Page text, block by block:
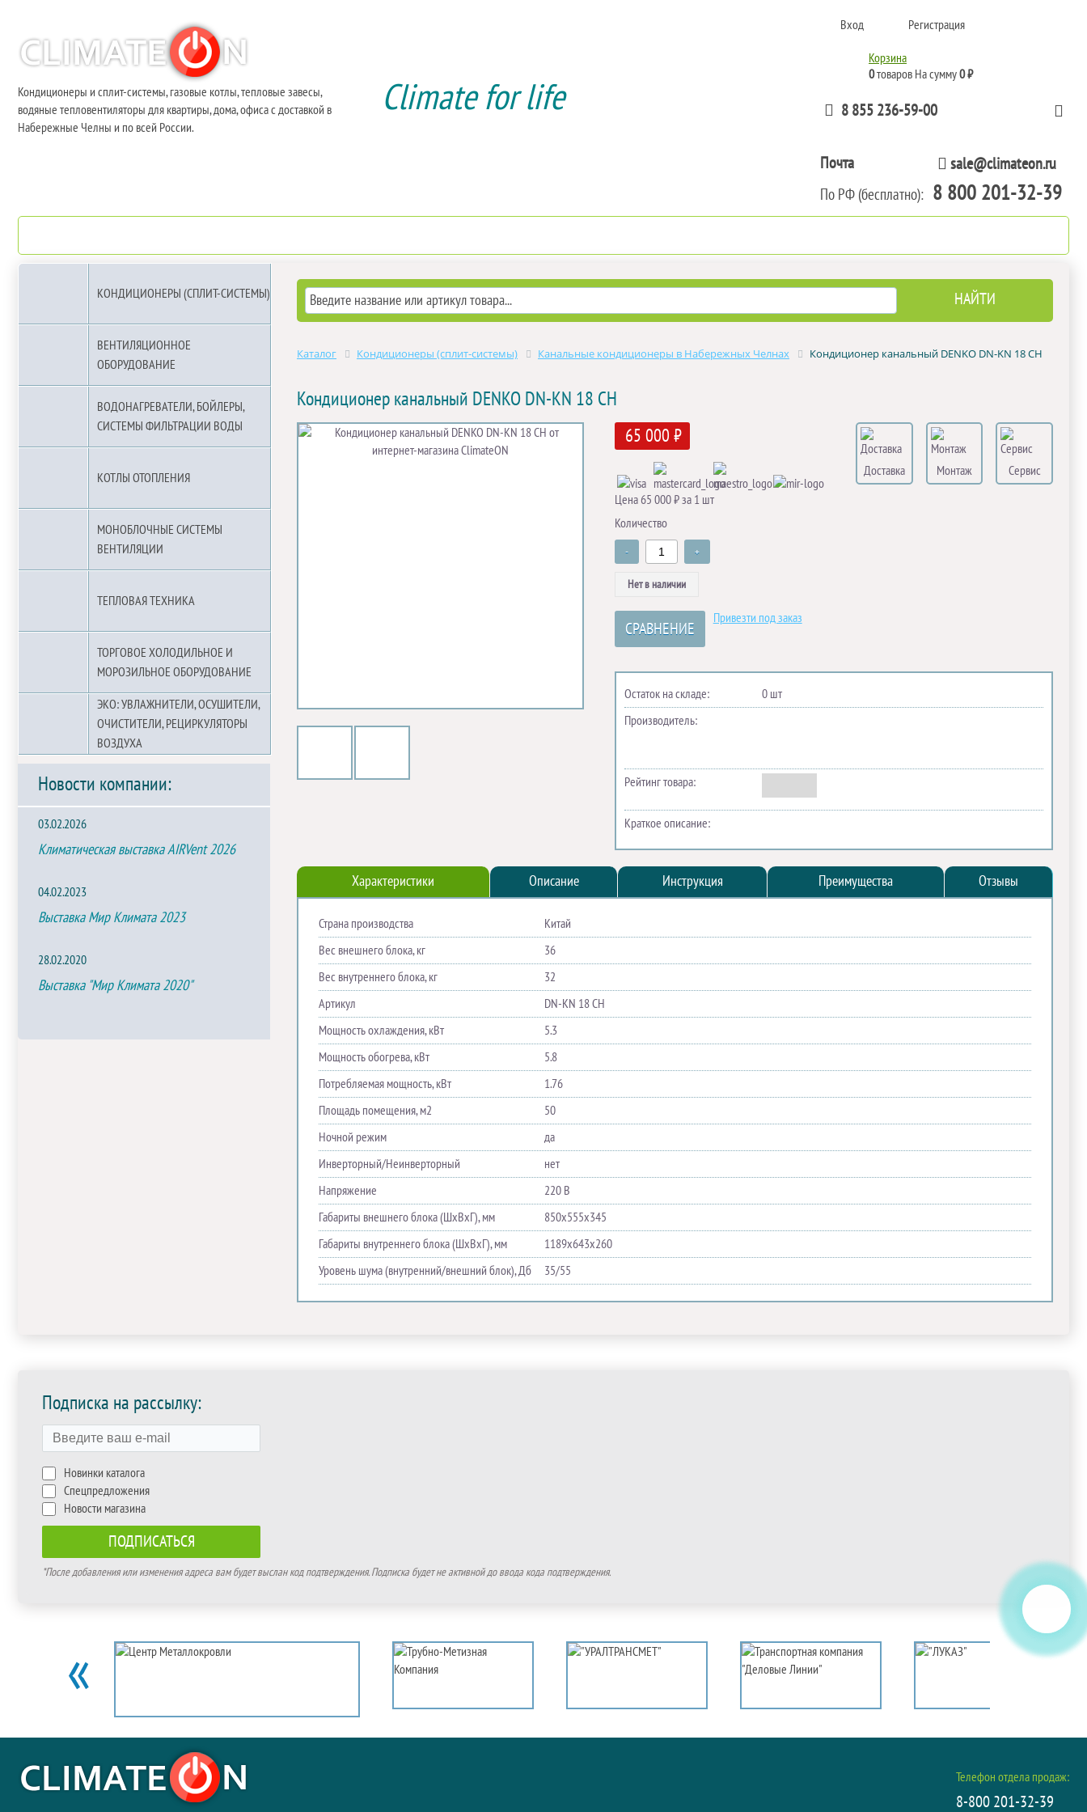
Кондиционеры и сплит-системы, газовые котлы, тепловые завесы,
водяные тепловентиляторы для квартиры, дома, офиса с доставкой в
Набережные Челны и по всей России.
Climate for life
Вход Регистрация
Корзина
0товаров На сумму0 ₽
8 855 236-59-00
Почта sale@climateon.ru
По РФ (бесплатно): 8 800 201-32-39
КОНДИЦИОНЕРЫ (СПЛИТ-СИСТЕМЫ)
ВЕНТИЛЯЦИОННОЕ
ОБОРУДОВАНИЕ
ВОДОНАГРЕВАТЕЛИ, БОЙЛЕРЫ,
СИСТЕМЫ ФИЛЬТРАЦИИ ВОДЫ
КОТЛЫ ОТОПЛЕНИЯ
МОНОБЛОЧНЫЕ СИСТЕМЫ
ВЕНТИЛЯЦИИ
ТЕПЛОВАЯ ТЕХНИКА
ТОРГОВОЕ ХОЛОДИЛЬНОЕ И
МОРОЗИЛЬНОЕ ОБОРУДОВАНИЕ
ЭКО: УВЛАЖНИТЕЛИ, ОСУШИТЕЛИ,
ОЧИСТИТЕЛИ, РЕЦИРКУЛЯТОРЫ
ВОЗДУХА
Новости компании:
03.02.2026
Климатическая выставка AIRVent 2026
04.02.2023
Выставка Мир Климата 2023
28.02.2020
Выставка "Мир Климата 2020"
Каталог Кондиционеры (сплит-системы) Канальные кондиционеры в Набережных Челнах Кондиционер канальный DENKO DN-KN 18 CH
Кондиционер канальный DENKO DN-KN 18 CH
65 000 ₽
Доставка Монтаж
Сервис
Цена 65 000 ₽ за 1 шт
Количество
- +
Нет в наличии
СРАВНЕНИЕ
Привезти под заказ
Остаток на складе:
0 шт
Производитель:
Рейтинг товара:
Краткое описание:
Характеристики Описание Инструкция Преимущества Отзывы
Страна производства
Китай
Вес внешнего блока, кг
36
Вес внутреннего блока, кг
32
Артикул
DN-KN 18 CH
Мощность охлаждения, кВт
5.3
Мощность обогрева, кВт
5.8
Потребляемая мощность, кВт
1.76
Площадь помещения, м2
50
Ночной режим
да
Инверторный/Неинверторный
нет
Напряжение
220 В
Габариты внешнего блока (ШхВхГ), мм
850х555х345
Габариты внутреннего блока (ШхВхГ), мм
1189х643х260
Уровень шума (внутренний/внешний блок), Дб
35/55
Подписка на рассылку:
Новинки каталога
Спецпредложения
Новости магазина
*После добавления или изменения адреса вам будет выслан код подтверждения. Подписка будет не активной до ввода кода подтверждения.
Телефон отдела продаж:
8-800 201-32-39